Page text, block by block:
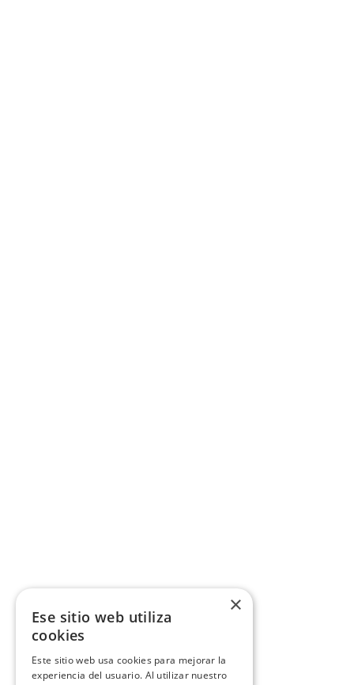
×
Ese sitio web utiliza
cookies
Este sitio web usa cookies para mejorar la
experiencia del usuario. Al utilizar nuestro